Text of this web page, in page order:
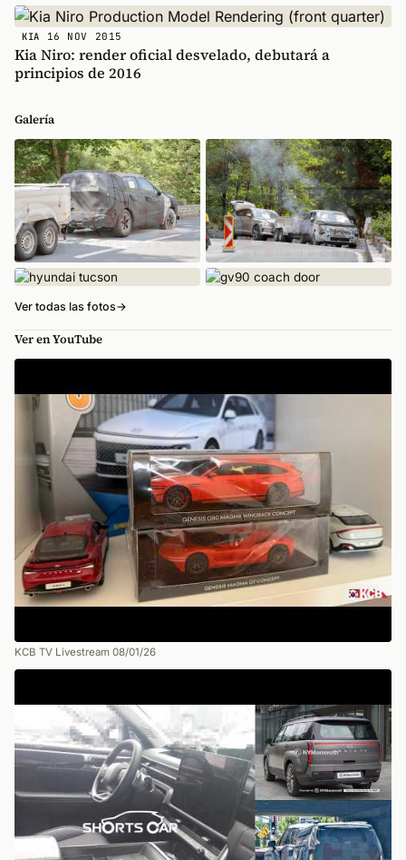
KIA 16 NOV 2015
Kia Niro: render oficial desvelado, debutará a
principios de 2016
Galería
Ver todas las fotos→
Ver en YouTube
KCB TV Livestream 08/01/26